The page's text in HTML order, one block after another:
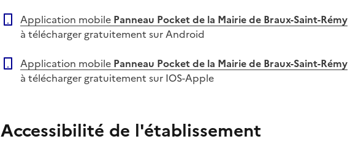
Application mobile Panneau Pocket de la Mairie de Braux-Saint-Rémy
à télécharger gratuitement sur Android
Application mobile Panneau Pocket de la Mairie de Braux-Saint-Rémy
à télécharger gratuitement sur IOS-Apple
Accessibilité de l'établissement